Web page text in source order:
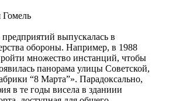
выпускалась в
обороны. Например, в 1988
множество инстанций, чтобы
панорама улицы Советской,
“8 Марта”». Парадоксально,
в те годы висела в зданиии